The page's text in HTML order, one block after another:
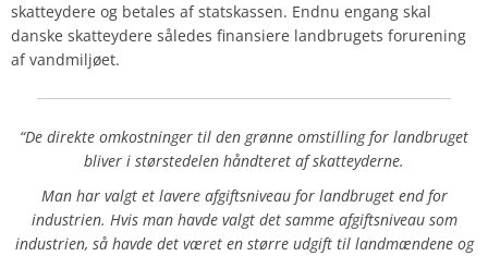
skatteydere og betales af statskassen. Endnu engang skal
danske skatteydere således finansiere landbrugets forurening
af vandmiljøet.
“De direkte omkostninger til den grønne omstilling for landbruget
bliver i størstedelen håndteret af skatteyderne.
Man har valgt et lavere afgiftsniveau for landbruget end for
industrien. Hvis man havde valgt det samme afgiftsniveau som
industrien, så havde det været en større udgift til landmændene og